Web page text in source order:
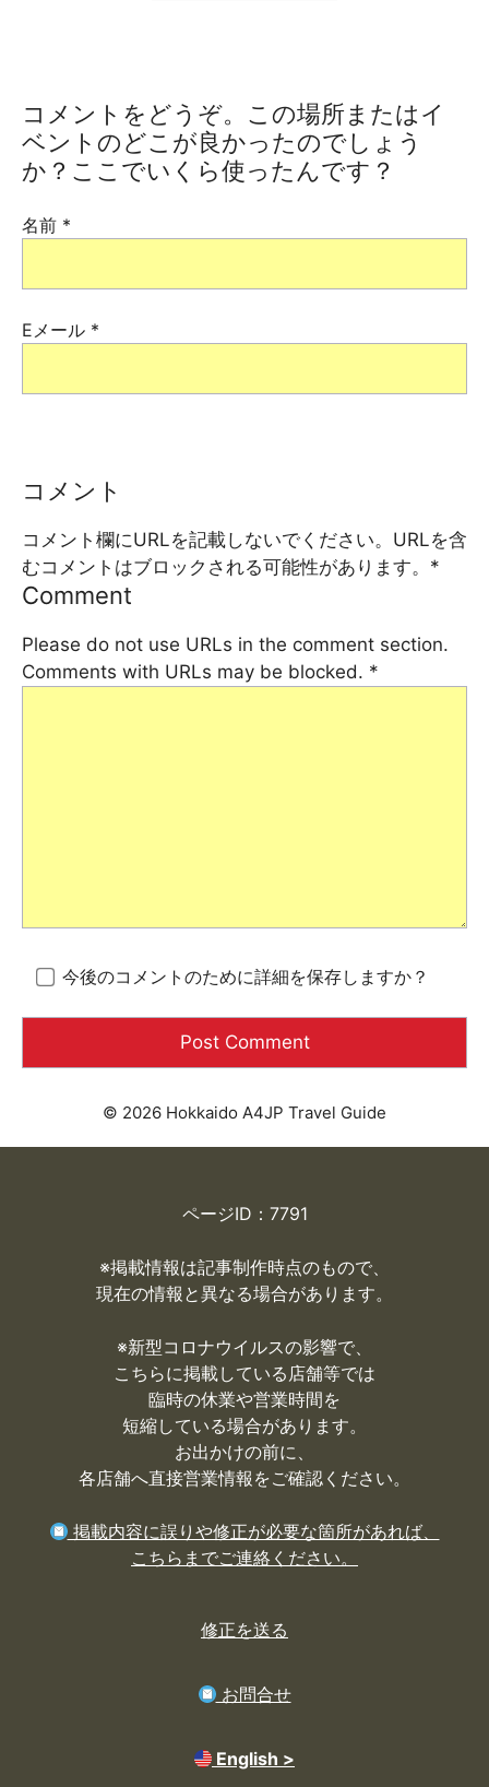
コメントをどうぞ。この場所またはイ
ベントのどこが良かったのでしょう
か？ここでいくら使ったんです？
名前 *
Eメール *
コメント
コメント欄にURLを記載しないでください。URLを含
むコメントはブロックされる可能性があります。 *
Comment
Please do not use URLs in the comment section.
Comments with URLs may be blocked. *
今後のコメントのために詳細を保存しますか？
© 2026 Hokkaido A4JP Travel Guide
ページID：7791
※掲載情報は記事制作時点のもので、
現在の情報と異なる場合があります。
※新型コロナウイルスの影響で、
こちらに掲載している店舗等では
臨時の休業や営業時間を
短縮している場合があります。
お出かけの前に、
各店舗へ直接営業情報をご確認ください。
掲載内容に誤りや修正が必要な箇所があれば、
こちらまでご連絡ください。
修正を送る
お問合せ
English >